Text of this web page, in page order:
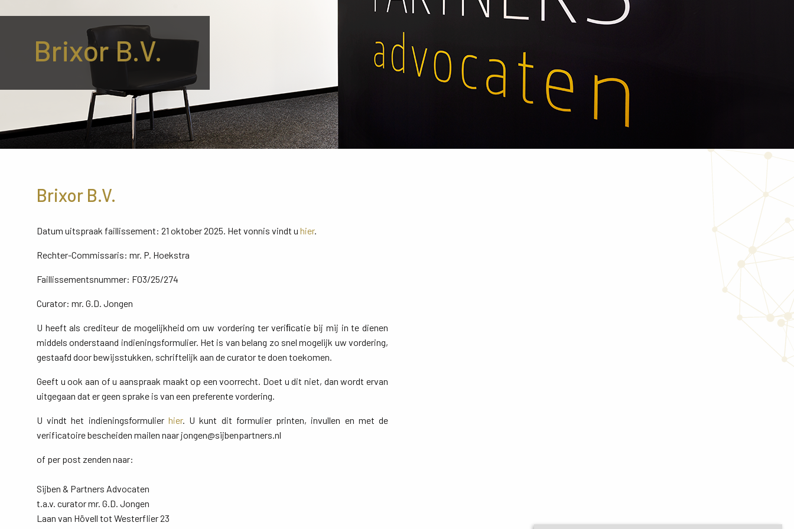
Brixor B.V.
Brixor B.V.
Datum uitspraak faillissement: 21 oktober 2025. Het vonnis vindt u hier.
Rechter-Commissaris: mr. P. Hoekstra
Faillissementsnummer: F03/25/274
Curator: mr. G.D. Jongen
U heeft als crediteur de mogelijkheid om uw vordering ter veriﬁcatie bij mij in te dienen
middels onderstaand indieningsformulier. Het is van belang zo snel mogelijk uw vordering,
gestaafd door bewijsstukken, schriftelijk aan de curator te doen toekomen.
Geeft u ook aan of u aanspraak maakt op een voorrecht. Doet u dit niet, dan wordt ervan
uitgegaan dat er geen sprake is van een preferente vordering.
U vindt het indieningsformulier hier. U kunt dit formulier printen, invullen en met de
verificatoire bescheiden mailen naar jongen@sijbenpartners.nl
of per post zenden naar:
Sijben & Partners Advocaten
t.a.v. curator mr. G.D. Jongen
Laan van Hövell tot Westerflier 23